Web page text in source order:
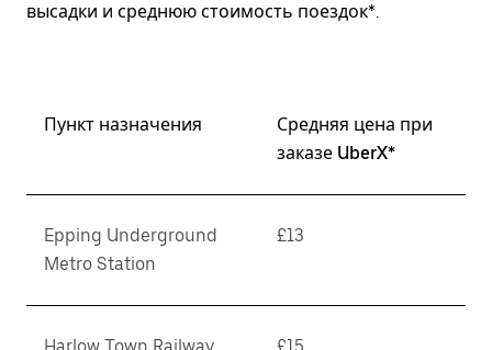
высадки и среднюю стоимость поездок*.
Пункт назначения
Средняя цена при
заказе UberX*
Epping Underground
Metro Station
£13